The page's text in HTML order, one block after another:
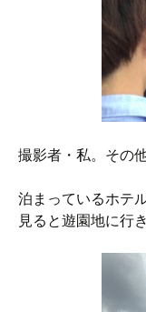
撮影者・私。その
泊まっているホテ
見ると遊園地に行